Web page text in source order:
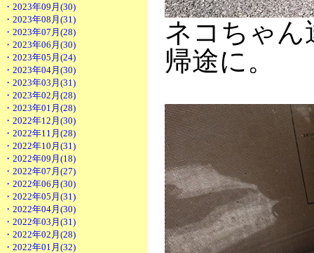
・2023年09月(30)
・2023年08月(31)
・2023年07月(28)
・2023年06月(30)
・2023年05月(24)
・2023年04月(30)
・2023年03月(31)
・2023年02月(28)
・2023年01月(28)
・2022年12月(30)
・2022年11月(28)
・2022年10月(31)
・2022年09月(18)
・2022年07月(27)
・2022年06月(30)
・2022年05月(31)
・2022年04月(30)
・2022年03月(31)
・2022年02月(28)
・2022年01月(32)
ネコちゃん
帰途に。